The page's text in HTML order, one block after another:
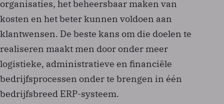
organisaties, het beheersbaar maken van
kosten en het beter kunnen voldoen aan
klantwensen. De beste kans om die doelen te
realiseren maakt men door onder meer
logistieke, administratieve en financiële
bedrijfsprocessen onder te brengen in één
bedrijfsbreed ERP-systeem.